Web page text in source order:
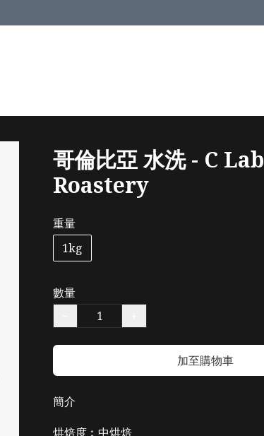
哥倫比亞 水洗 - C Lab
Roastery
重量
1kg
數量
加至購物車
簡介
烘焙度︰中烘焙